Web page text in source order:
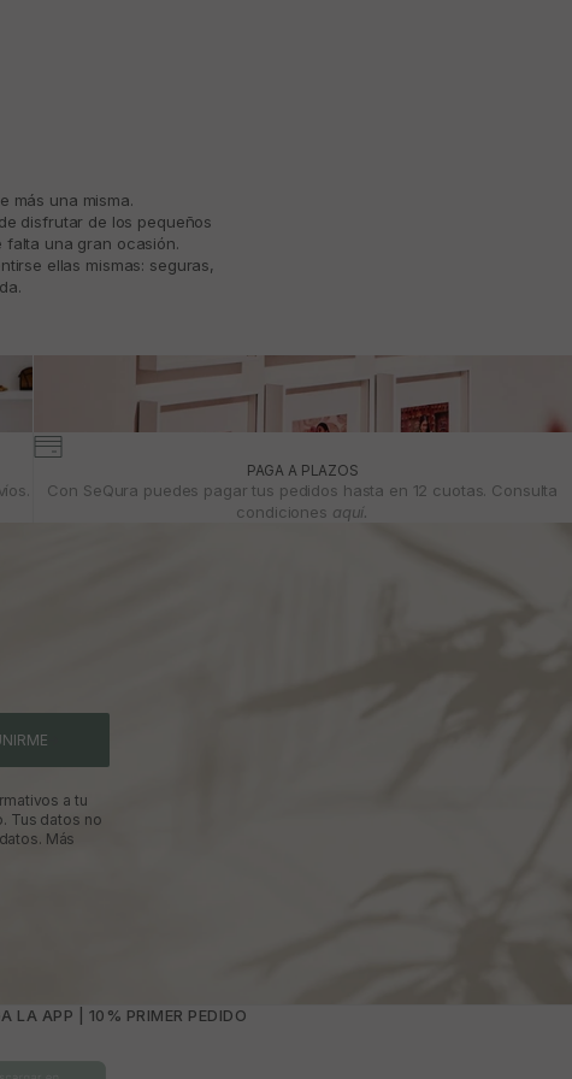
más una misma.
disfrutar de los pequeños
falta una gran ocasión.
ellas mismas: seguras,
PAGA A PLAZOS
Con SeQura puedes pagar tus pedidos hasta en 12 cuotas. Consulta
condiciones aquí.
a tu
Tus datos no
Más
LA APP | 10% PRIMER PEDIDO